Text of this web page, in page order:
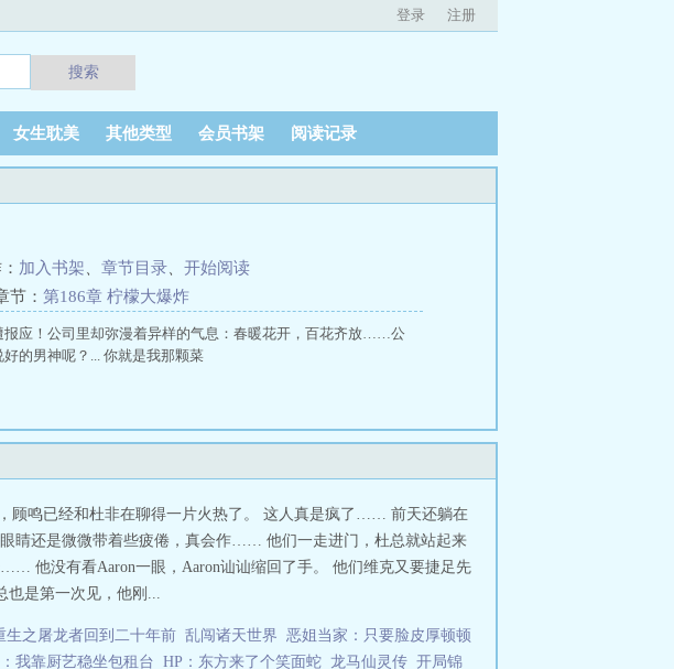
登录 注册
搜索
女生耽美 其他类型 会员书架 阅读记录
加入书架 章节目录
开始阅读
节： 第186章 柠檬大爆炸
应！公司里却弥漫着异样的气息：春暖花开，百花齐放……公
的男神呢？... 你就是我那颗菜
顾鸣已经和杜非在聊得一片火热了。 这人真是疯了…… 前天还躺在
睛还是微微带着些疲倦，真会作…… 他们一走进门，杜总就站起来
他没有看Aaron一眼，Aaron讪讪缩回了手。 他们维克又要捷足先
也是第一次见，他刚...
生之屠龙者回到二十年前 乱闯诸天世界 恶姐当家：只要脸皮厚顿顿
我靠厨艺稳坐包租台 HP：东方来了个笑面蛇 龙马仙灵传 开局锦